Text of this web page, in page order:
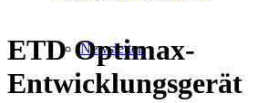
Newsletter
ETD Optimax-
Entwicklungsgerät